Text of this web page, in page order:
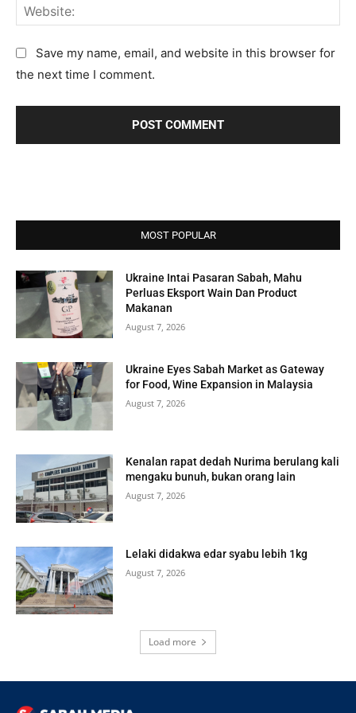
t
:
*ie
t
Save my name, email, and website in this browser for
the next time I comment.
MOST POPULAR
Ukraine Intai Pasaran Sabah, Mahu
Perluas Eksport Wain Dan Product
Makanan
August 7, 2026
Ukraine Eyes Sabah Market as Gateway
for Food, Wine Expansion in Malaysia
August 7, 2026
Kenalan rapat dedah Nurima berulang kali
mengaku bunuh, bukan orang lain
August 7, 2026
Lelaki didakwa edar syabu lebih 1kg
August 7, 2026
Load more